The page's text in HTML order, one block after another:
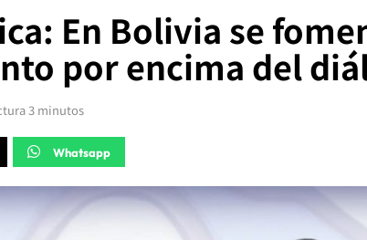
En Bolivia se
por encima del
3 minutos
Whatsapp